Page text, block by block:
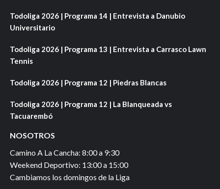
Todoliga 2026 | Programa 14 | Entrevista a Danubio
Universitario
Todoliga 2026 | Programa 13 | Entrevista a Carrasco Lawn
Tennis
Todoliga 2026 | Programa 12 | Piedras Blancas
Todoliga 2026 | Programa 12 | La Blanqueada vs
Tacuarembó
NOSOTROS
Camino A La Cancha: 8:00 a 9:30
Weekend Deportivo: 13:00 a 15:00
Cambiamos los domingos de la Liga